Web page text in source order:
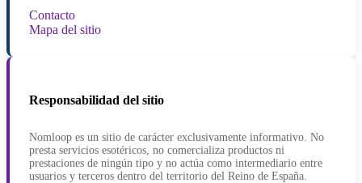
Contacto
Mapa del sitio
Responsabilidad del sitio
Nomloop es un sitio de carácter exclusivamente informativo. No
presta servicios esotéricos, no comercializa productos ni
prestaciones de ningún tipo y no actúa como intermediario entre
usuarios y terceros dentro del territorio del Reino de España.